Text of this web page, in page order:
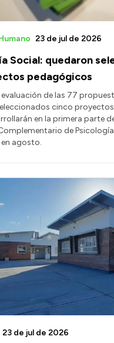
Social: quedaron
pedagógicos
23 de jul de 2026
evaluación de las 77
cinco
en la primera parte
de
agosto.
23 de jul de 2026